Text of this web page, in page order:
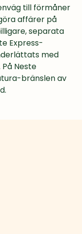
till förmåner
affärer på
separata
Express-
med
Neste
bränslen av